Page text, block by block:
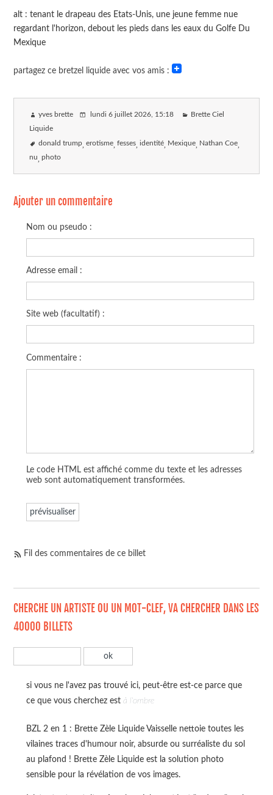
alt : tenant le drapeau des Etats-Unis, une jeune femme nue
regardant l'horizon, debout les pieds dans les eaux du Golfe Du
Mexique
partagez ce bretzel liquide avec vos amis :
yves brette lundi 6 juillet 2026 , 15:18 Brette Ciel
Liquide
donald trump erotisme fesses identité Mexique Nathan Coe
nu photo
Ajouter un commentaire
Nom ou pseudo :
Adresse email :
Site web (facultatif) :
Commentaire :
Le code HTML est affiché comme du texte et les adresses
web sont automatiquement transformées.
Fil des commentaires de ce billet
CHERCHE UN ARTISTE OU UN MOT-CLEF, VA CHERCHER DANS LES
40000 BILLETS
si vous ne l'avez pas trouvé ici, peut-être est-ce parce que
ce que vous cherchez est à l'ombre
BZL 2 en 1 : Brette Zèle Liquide Vaisselle nettoie toutes les
vilaines traces d'humour noir, absurde ou surréaliste du sol
au plafond ! Brette Zèle Liquide est la solution photo
sensible pour la révélation de vos images.